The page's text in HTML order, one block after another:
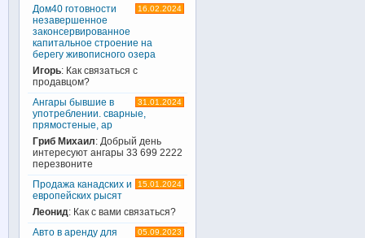
16.02.2024
Дом40 готовности
незавершенное
законсервированное
капитальное строение на
берегу живописного озера
Игорь: Как связаться с
продавцом?
31.01.2024
Ангары бывшие в
употреблении. сварные,
прямостеные, ар
Гриб Михаил: Добрый день
интересуют ангары 33 699 2222
перезвоните
15.01.2024
Продажа канадских и
европейских рысят
Леонид: Как с вами связаться?
05.09.2023
Авто в аренду для